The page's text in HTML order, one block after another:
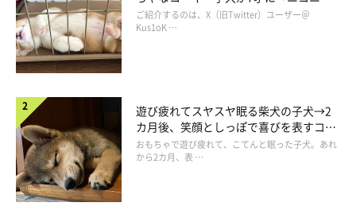
ポメくんの姿を見た瞬間、思わず笑ってしまったという飼い主さ
ん。当時のポメくんの様子について、このように振り返ります。
飼い主さん：
「その後もポメは、私が洗濯物を干している間はずっとあの状態
だったんです。そんなポメを見て嬉しく思うと同時に、『本当は
外に出たいんだろうな』とも思いました」
コ“コーギースマイル”が魅力のコに成
長！
ご紹介するのは、X（旧Twitter）ユーザー＠
Kus1oK …
遊び疲れてスヤスヤ眠る柴犬の子犬→2
カ月後、笑顔としっぽで喜びを表すコに
成長！
おもちゃで遊び疲れて、こてんと眠った子犬。あれ
から2カ月、表 …